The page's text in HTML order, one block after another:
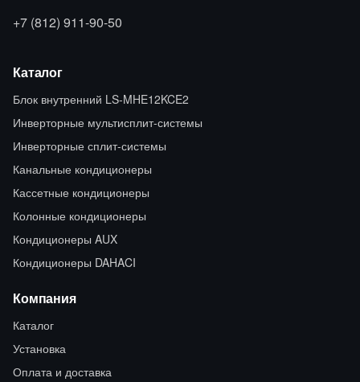
+7 (812) 911-90-50
Каталог
Блок внутренний LS-MHE12KCE2
Инверторные мультисплит-системы
Инверторные сплит-системы
Канальные кондиционеры
Кассетные кондиционеры
Колонные кондиционеры
Кондиционеры AUX
Кондиционеры DAHACI
Компания
Каталог
Установка
Оплата и доставка